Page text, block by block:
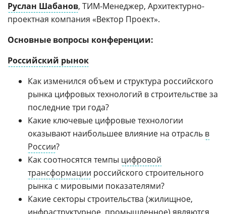
Руслан Шабанов, ТИМ-Менеджер, Архитектурно-
проектная компания «Вектор Проект».
Основные вопросы конференции:
Российский рынок
Как изменился объем и структура российского
рынка цифровых технологий в строительстве за
последние три года?
Какие ключевые цифровые технологии
оказывают наибольшее влияние на отрасль в
России?
Как соотносятся темпы цифровой
трансформации российского строительного
рынка с мировыми показателями?
Какие секторы строительства (жилищное,